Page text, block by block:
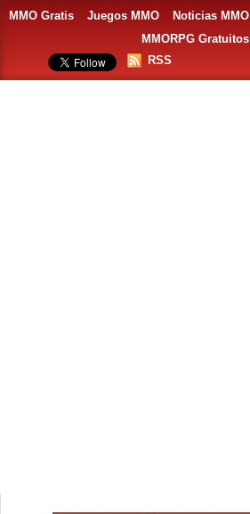
MMO Gratis Juegos MMO Noticias MMO
MMORPG Gratuitos
RSS